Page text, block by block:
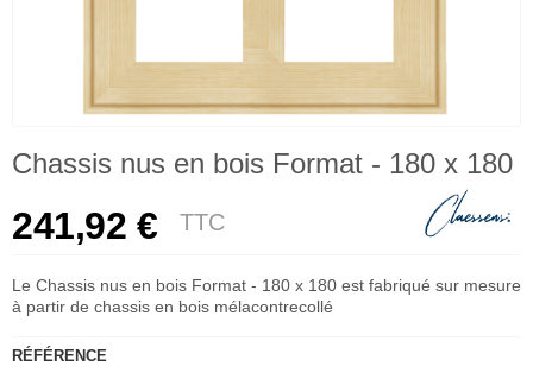
Chassis nus en bois Format - 180 x 180
241,92 € TTC
Le Chassis nus en bois Format - 180 x 180 est fabriqué sur mesure
à partir de chassis en bois mélacontrecollé
RÉFÉRENCE